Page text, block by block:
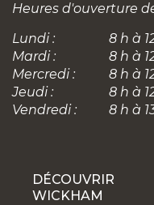
Heures d'ouverture
Lundi :
8 h à
Mardi :
8 h à
Mercredi :
8 h à
Jeudi :
8 h à
Vendredi :
8 h à
DÉCOUVRIR
WICKHAM